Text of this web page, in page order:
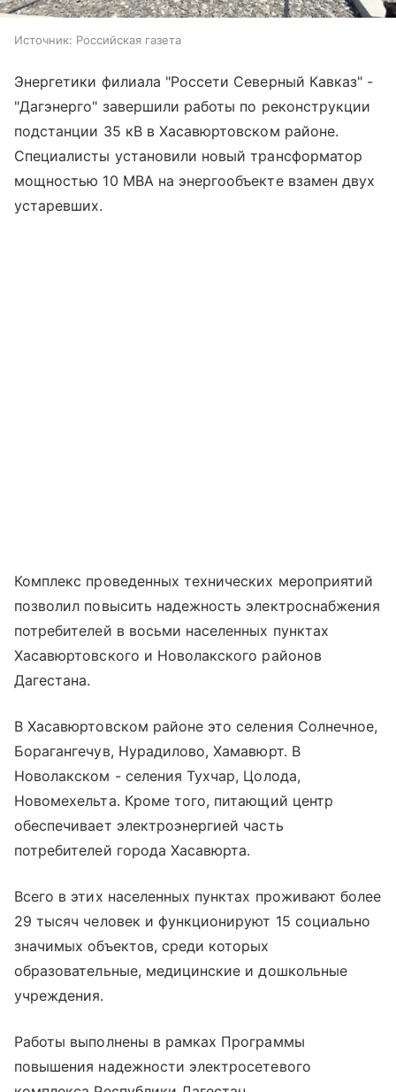
Источник: Российская газета
Энергетики филиала "Россети Северный Кавказ" -
"Дагэнерго" завершили работы по реконструкции
подстанции 35 кВ в Хасавюртовском районе.
Специалисты установили новый трансформатор
мощностью 10 МВА на энергообъекте взамен двух
устаревших.
Комплекс проведенных технических мероприятий
позволил повысить надежность электроснабжения
потребителей в восьми населенных пунктах
Хасавюртовского и Новолакского районов
Дагестана.
В Хасавюртовском районе это селения Солнечное,
Борагангечув, Нурадилово, Хамавюрт. В
Новолакском - селения Тухчар, Цолода,
Новомехельта. Кроме того, питающий центр
обеспечивает электроэнергией часть
потребителей города Хасавюрта.
Всего в этих населенных пунктах проживают более
29 тысяч человек и функционируют 15 социально
значимых объектов, среди которых
образовательные, медицинские и дошкольные
учреждения.
Работы выполнены в рамках Программы
повышения надежности электросетевого